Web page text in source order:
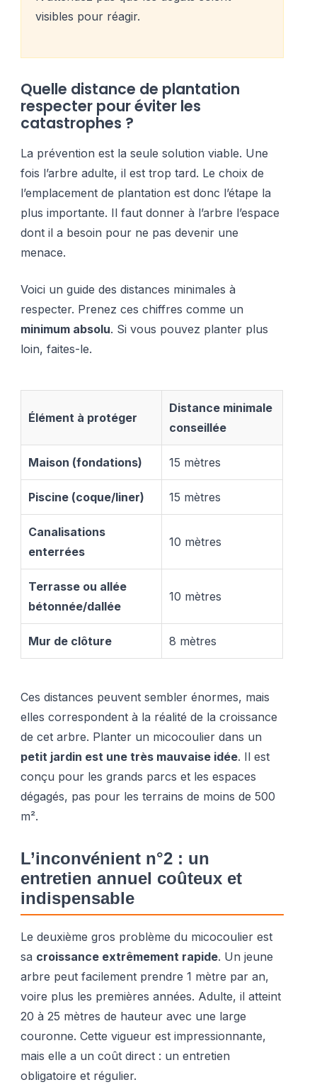
visibles pour réagir.
Quelle distance de plantation
respecter pour éviter les
catastrophes ?
La prévention est la seule solution viable. Une
fois l’arbre adulte, il est trop tard. Le choix de
l’emplacement de plantation est donc l’étape la
plus importante. Il faut donner à l’arbre l’espace
dont il a besoin pour ne pas devenir une
menace.
Voici un guide des distances minimales à
respecter. Prenez ces chiffres comme un
minimum absolu. Si vous pouvez planter plus
loin, faites-le.
Élément à protéger
Distance minimale
conseillée
Maison (fondations) 15 mètres
Piscine (coque/liner) 15 mètres
Canalisations
enterrées
10 mètres
Terrasse ou allée
bétonnée/dallée
10 mètres
Mur de clôture 8 mètres
Ces distances peuvent sembler énormes, mais
elles correspondent à la réalité de la croissance
de cet arbre. Planter un micocoulier dans un
petit jardin est une très mauvaise idée. Il est
conçu pour les grands parcs et les espaces
dégagés, pas pour les terrains de moins de 500
m².
L’inconvénient n°2 : un
entretien annuel coûteux et
indispensable
Le deuxième gros problème du micocoulier est
sa croissance extrêmement rapide. Un jeune
arbre peut facilement prendre 1 mètre par an,
voire plus les premières années. Adulte, il atteint
20 à 25 mètres de hauteur avec une large
couronne. Cette vigueur est impressionnante,
mais elle a un coût direct : un entretien
obligatoire et régulier.